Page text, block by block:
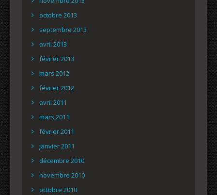
octobre 2013
septembre 2013
avril 2013
février 2013
mars 2012
février 2012
avril 2011
mars 2011
février 2011
janvier 2011
décembre 2010
novembre 2010
octobre 2010